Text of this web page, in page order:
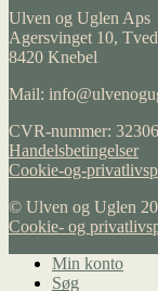
Ulven og Uglen Aps
Agersvinget 10, Tved
8420 Knebel
Mail:
CVR-nummer:
Handelsbetingelser
Cookie-og-
© Ulven og Uglen
Cookie- og
Min konto
Søg